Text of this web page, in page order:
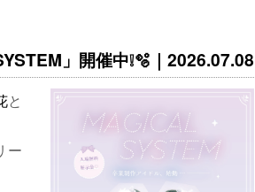
」開催中❕🫧｜2026.07.08
と
ー